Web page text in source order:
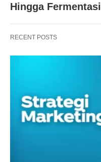
Hingga Fermentasi
RECENT POSTS